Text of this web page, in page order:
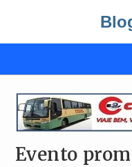
o
Evento